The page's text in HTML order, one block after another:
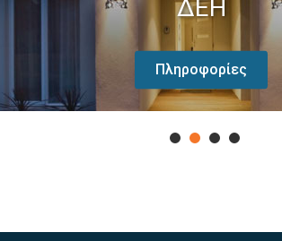
ΔΕΗ
Πληροφορίες
1 2 3 4